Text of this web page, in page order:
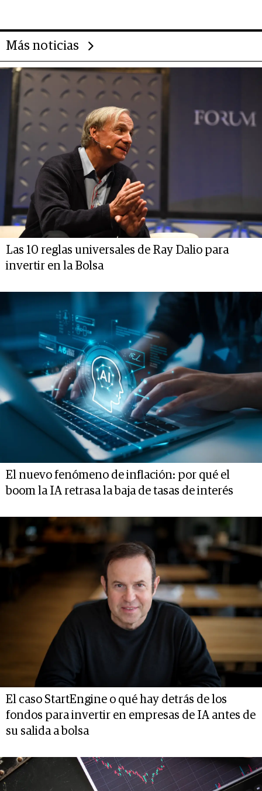
Más noticias
Las 10 reglas universales de Ray Dalio para
invertir en la Bolsa
El nuevo fenómeno de inflación: por qué el
boom la IA retrasa la baja de tasas de interés
El caso StartEngine o qué hay detrás de los
fondos para invertir en empresas de IA antes de
su salida a bolsa